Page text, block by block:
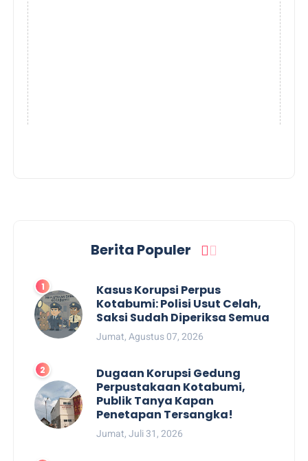
Berita Populer
Kasus Korupsi Perpus
Kotabumi: Polisi Usut Celah,
Saksi Sudah Diperiksa Semua
Jumat, Agustus 07, 2026
Dugaan Korupsi Gedung
Perpustakaan Kotabumi,
Publik Tanya Kapan
Penetapan Tersangka!
Jumat, Juli 31, 2026